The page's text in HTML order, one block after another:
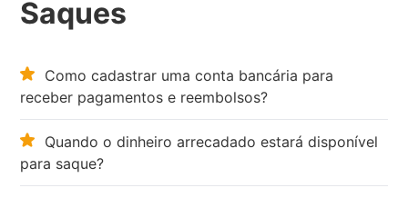
Saques
Como cadastrar uma conta bancária para
receber pagamentos e reembolsos?
Quando o dinheiro arrecadado estará disponível
para saque?